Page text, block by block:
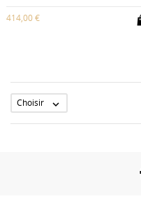
414,00 €
Choisir 